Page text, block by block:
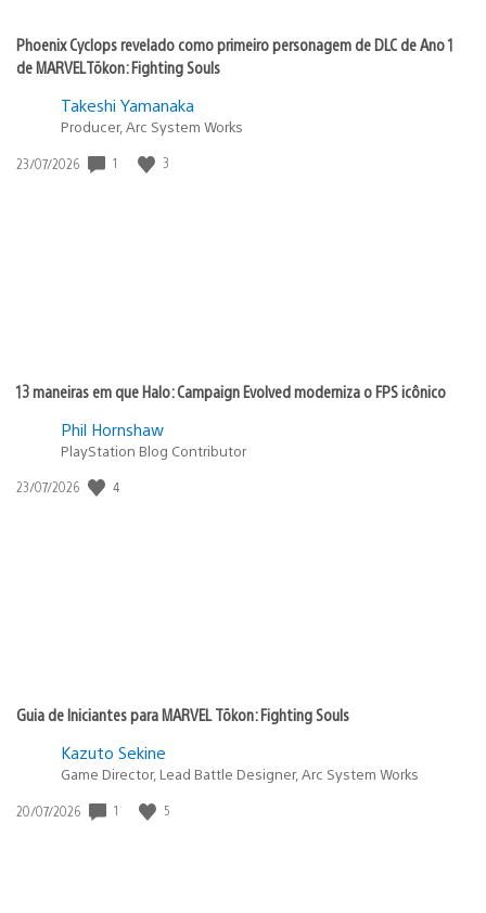
Phoenix Cyclops revelado como primeiro personagem de DLC de Ano 1
de MARVEL Tōkon: Fighting Souls
Takeshi Yamanaka
Producer, Arc System Works
Data
23/07/2026 1 3
13 maneiras em que Halo: Campaign Evolved moderniza o FPS icônico
Phil Hornshaw
PlayStation Blog Contributor
Data
23/07/2026 4
Guia de Iniciantes para MARVEL Tōkon: Fighting Souls
Kazuto Sekine
Game Director, Lead Battle Designer, Arc System Works
Data
20/07/2026 1 5